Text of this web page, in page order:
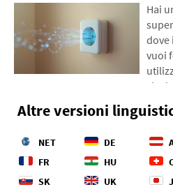
Nel
le
Hai
dove
vuoi
che
la
Altre versioni
NET DE
FR
HU
SK
UK